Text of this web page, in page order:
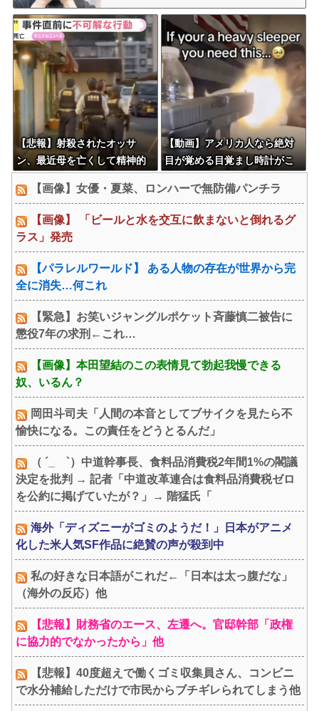
【悲報】射殺されたオッサ
ン、最近母を亡くして精神的
明・・・
【動画】アメリカ人なら絶対
目が覚める目覚まし時計がこ
【画像】女優・夏菜、ロンハーで無防備パンチラ
【画像】 「ビールと水を交互に飲まないと倒れるグ
ラス」発売
【パラレルワールド】 ある人物の存在が世界から完
全に消失…何これ
【緊急】お笑いジャングルポケット斉藤慎二被告に
懲役7年の求刑←これ…
【画像】本田望結のこの表情見て勃起我慢できる
奴、いるん？
岡田斗司夫「人間の本音としてブサイクを見たら不
愉快になる。この責任をどうとるんだ」
（ ´_ゝ`）中道幹事長、食料品消費税2年間1%の閣議
決定を批判 → 記者「中道改革連合は食料品消費税ゼロ
を公約に掲げていたが？」→ 階猛氏「
海外「ディズニーがゴミのようだ！」日本がアニメ
化した米人気SF作品に絶賛の声が殺到中
私の好きな日本語がこれだ←「日本は太っ腹だな」
（海外の反応）他
【悲報】財務省のエース、左遷へ。官邸幹部「政権
に協力的でなかったから」他
【悲報】40度超えで働くゴミ収集員さん、コンビニ
で水分補給しただけで市民からブチギレられてしまう他